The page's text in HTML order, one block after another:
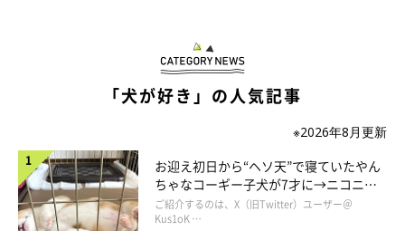
「犬が好き」の人気記事
※2026年8月更新
お迎え初日から“ヘソ天”で寝ていたやん
ちゃなコーギー子犬が7才に→ニコニ
コ“コーギースマイル”が魅力のコに成
長！
ご紹介するのは、X（旧Twitter）ユーザー＠
Kus1oK …